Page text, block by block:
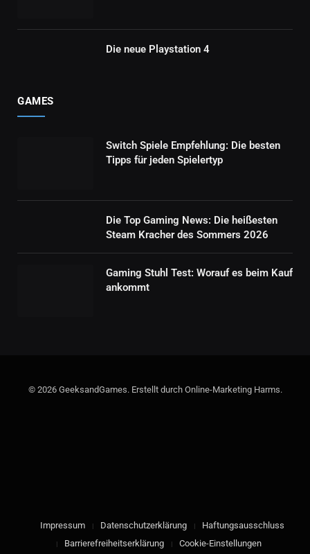
Die neue Playstation 4
GAMES
Switch Spiele Empfehlung: Die besten
Tipps für jeden Spielertyp
Die Top Gaming News: Die heißesten
Steam Kracher des Sommers 2026
Gaming Stuhl Test: Worauf es beim Kauf
ankommt
© 2026 GeeksandGames. Erstellt durch Online-Marketing Harms.
Impressum Datenschutzerklärung
Haftungsausschluss
Barrierefreiheitserklärung
Cookie-Einstellungen